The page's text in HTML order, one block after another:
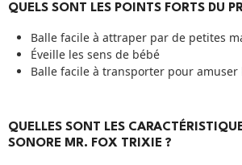
QUELS SONT LES POINTS FORTS DU
Balle facile à attraper par de petites
Éveille les sens de bébé
Balle facile à transporter pour amuser
QUELLES SONT LES
SONORE MR. FOX TRIXIE ?